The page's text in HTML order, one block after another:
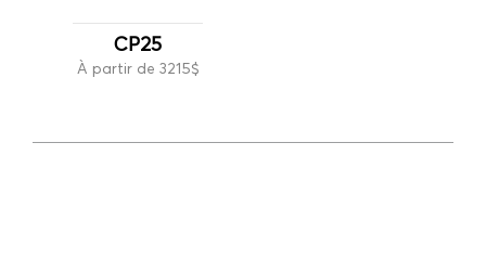
CP25
À partir de 3215$